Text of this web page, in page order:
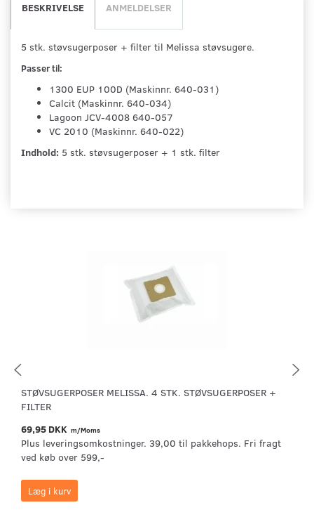
BESKRIVELSE ANMELDELSER
5 stk. støvsugerposer + filter til Melissa støvsugere.
Passer til:
1300 EUP 100D (Maskinnr. 640-031)
Calcit (Maskinnr. 640-034)
Lagoon JCV-4008 640-057
VC 2010 (Maskinnr. 640-022)
Indhold: 5 stk. støvsugerposer + 1 stk. filter
STØVSUGERPOSER MELISSA. 4 STK. STØVSUGERPOSER +
FILTER
69,95 DKK m/Moms
Plus leveringsomkostninger. 39,00 til pakkehops. Fri fragt
ved køb over 599,-
Læg i kurv